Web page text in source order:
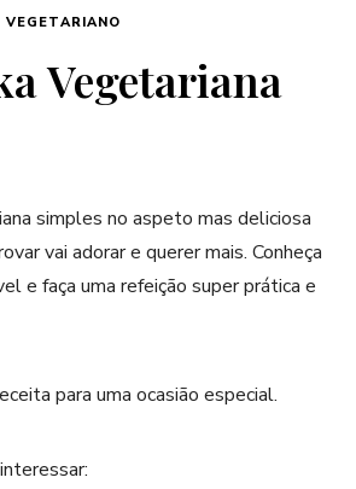
VEGETARIANO
Vegetariana
simples no aspeto mas deliciosa
vai adorar e querer mais. Conheça
e faça uma refeição super prática e
para uma ocasião especial.